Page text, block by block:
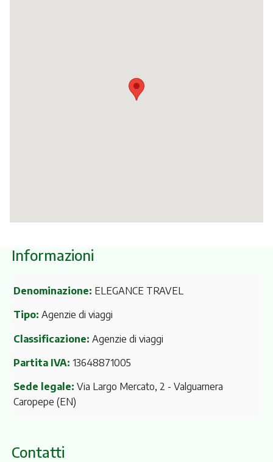
Informazioni
Denominazione: ELEGANCE TRAVEL
Tipo: Agenzie di viaggi
Classificazione: Agenzie di viaggi
Partita IVA: 13648871005
Sede legale: Via Largo Mercato, 2 - Valguarnera
Caropepe (EN)
Contatti